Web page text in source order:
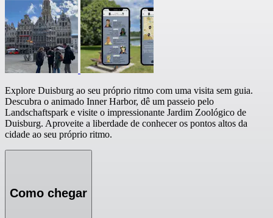
Explore Duisburg ao seu próprio ritmo com uma visita sem guia.
Descubra o animado Inner Harbor, dê um passeio pelo
Landschaftspark e visite o impressionante Jardim Zoológico de
Duisburg. Aproveite a liberdade de conhecer os pontos altos da
cidade ao seu próprio ritmo.
Como chegar